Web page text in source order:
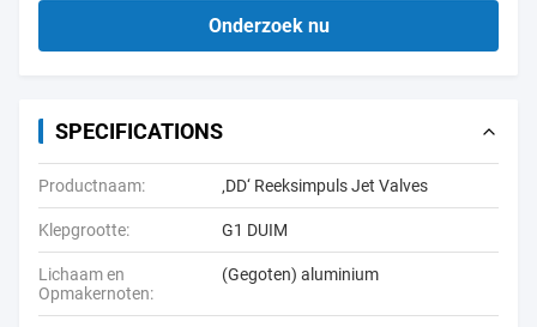
Onderzoek nu
SPECIFICATIONS
Productnaam: ‚DD‘ Reeksimpuls Jet Valves
Klepgrootte: G1 DUIM
Lichaam en
Opmakernoten:
(Gegoten) aluminium